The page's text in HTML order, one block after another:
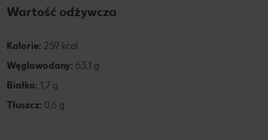
Wartość odżywcza
Kalorie: 259 kcal
Węglowodany: 63,1 g
Białko: 1,7 g
Tłuszcz: 0,6 g